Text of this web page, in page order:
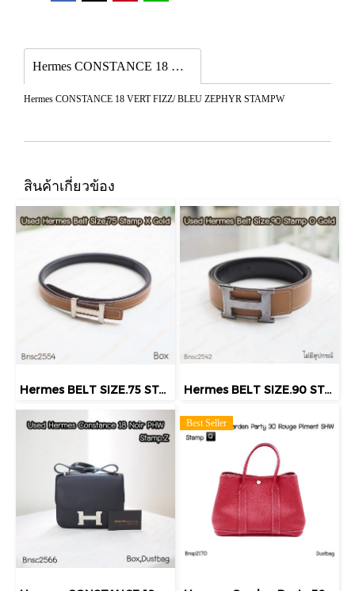
Hermes CONSTANCE 18 VERT FIZZ/ BLEU ZEPHYR STAMPW
Hermes CONSTANCE 18 VERT FIZZ/ BLEU ZEPHYR STAMPW
สินค้าเกี่ยวข้อง
Hermes BELT SIZE.75 STAMPX GOLD Hermes BELT SIZE.90 STAMPO GOLD
Best Seller